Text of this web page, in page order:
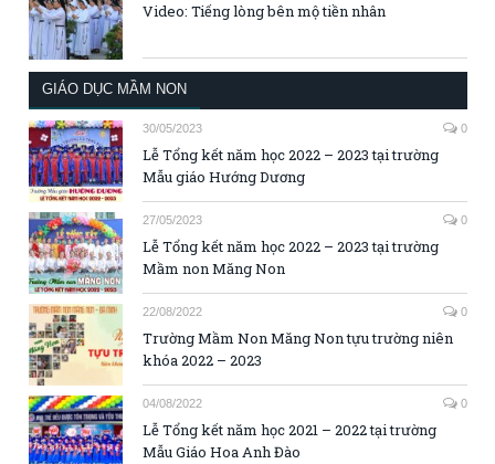
Video: Tiếng lòng bên mộ tiền nhân
GIÁO DỤC MẦM NON
30/05/2023 0
Lễ Tổng kết năm học 2022 – 2023 tại trường
Mẫu giáo Hướng Dương
27/05/2023 0
Lễ Tổng kết năm học 2022 – 2023 tại trường
Mầm non Măng Non
22/08/2022 0
Trường Mầm Non Măng Non tựu trường niên
khóa 2022 – 2023
04/08/2022 0
Lễ Tổng kết năm học 2021 – 2022 tại trường
Mẫu Giáo Hoa Anh Đào